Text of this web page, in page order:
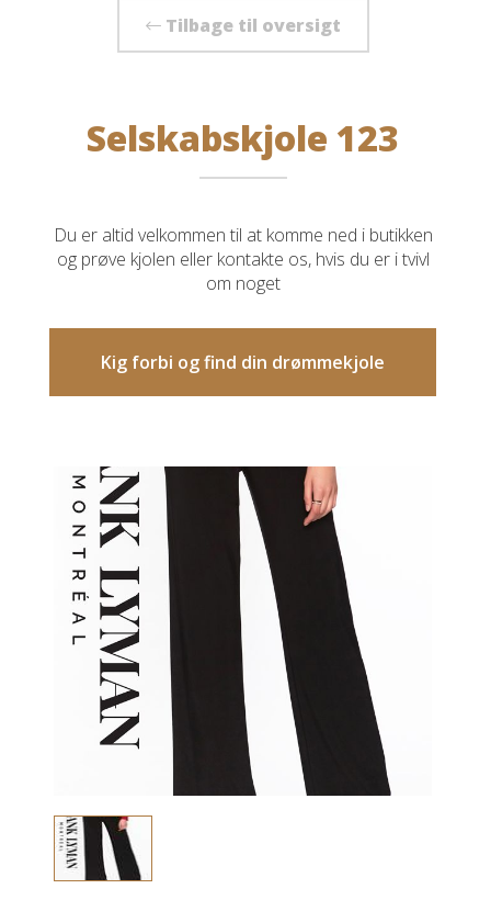
Tilbage til oversigt
Selskabskjole 123
Du er altid velkommen til at komme ned i butikken
og prøve kjolen eller kontakte os, hvis du er i tvivl
om noget
Kig forbi og find din drømmekjole